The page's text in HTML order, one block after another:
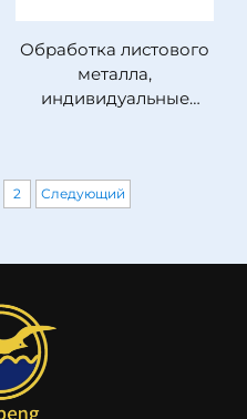
Обработка листового
металла,
индивидуальные
2 Следующий